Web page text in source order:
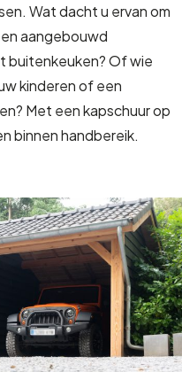
Wat dacht u ervan om
aangebouwd
buitenkeuken? Of wie
kinderen of een
Met een kapschuur op
binnen handbereik.